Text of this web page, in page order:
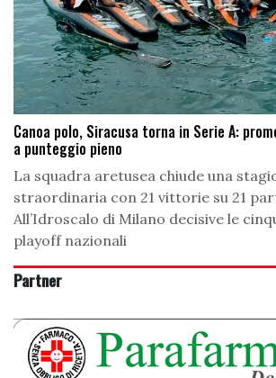
Canoa polo, Siracusa torna in Serie A:
a punteggio pieno
La squadra aretusea chiude una
straordinaria con 21 vittorie su 21
All’Idroscalo di Milano decisive le
playoff nazionali
Partner